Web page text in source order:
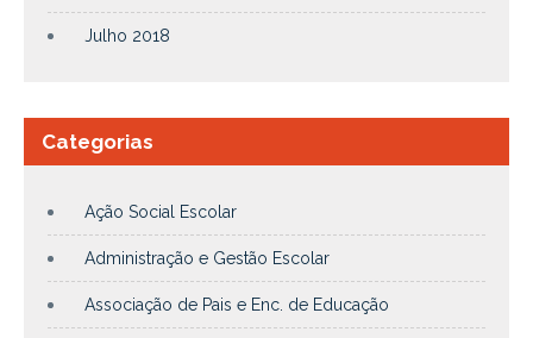
Julho 2018
Categorias
Ação Social Escolar
Administração e Gestão Escolar
Associação de Pais e Enc. de Educação